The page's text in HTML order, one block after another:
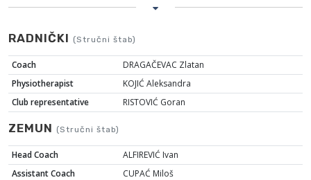
RADNIČKI (Stručni štab)
Coach
DRAGAČEVAC Zlatan
Physiotherapist
KOJIĆ Aleksandra
Club representative
RISTOVIĆ Goran
ZEMUN (Stručni štab)
Head Coach
ALFIREVIĆ Ivan
Assistant Coach
CUPAĆ Miloš